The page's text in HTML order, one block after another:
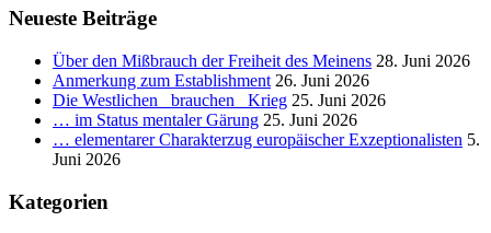
Neueste Beiträge
Über den Mißbrauch der Freiheit des Meinens 28. Juni 2026
Anmerkung zum Establishment 26. Juni 2026
Die Westlichen _brauchen_ Krieg 25. Juni 2026
… im Status mentaler Gärung 25. Juni 2026
… elementarer Charakterzug europäischer Exzeptionalisten 5.
Juni 2026
Kategorien